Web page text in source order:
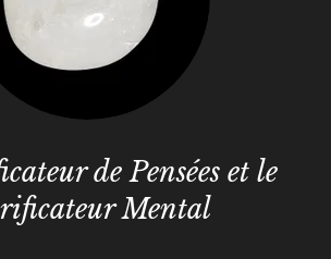
de Pensées et le
Mental